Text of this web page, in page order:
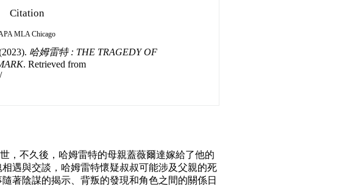
Citation
MLA Chicago
哈姆雷特 : THE TRAGEDY OF
. Retrieved from
，不久後，哈姆雷特的母親蓋薇爾達嫁給了他的
遇與交談，哈姆雷特懷疑叔叔可能涉及父親的死
著陰謀的揭示、背叛的發現和角色之間的關係日